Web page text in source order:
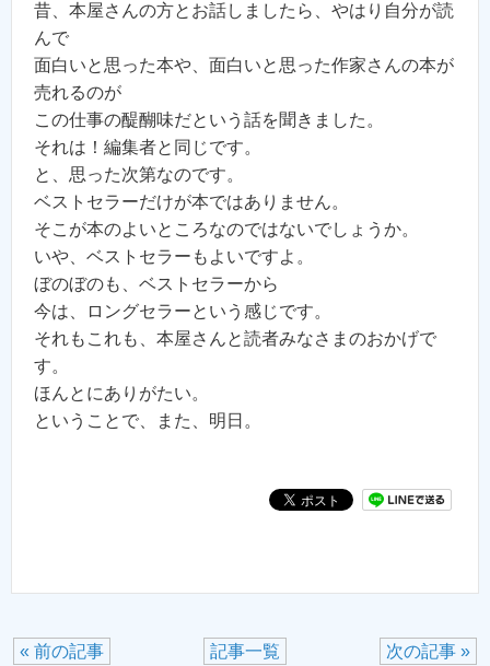
昔、本屋さんの方とお話しましたら、やはり自分が読
んで
面白いと思った本や、面白いと思った作家さんの本が
売れるのが
この仕事の醍醐味だという話を聞きました。
それは！編集者と同じです。
と、思った次第なのです。
ベストセラーだけが本ではありません。
そこが本のよいところなのではないでしょうか。
いや、ベストセラーもよいですよ。
ぼのぼのも、ベストセラーから
今は、ロングセラーという感じです。
それもこれも、本屋さんと読者みなさまのおかげで
す。
ほんとにありがたい。
ということで、また、明日。
次の記事 »
記事一覧
« 前の記事